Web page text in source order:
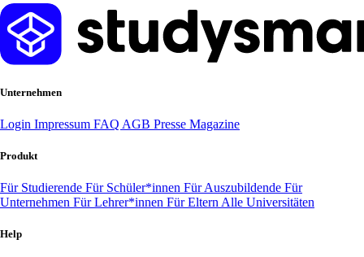
Unternehmen
Login Impressum FAQ AGB Presse Magazine
Produkt
Für Studierende Für Schüler*innen Für Auszubildende Für
Unternehmen Für Lehrer*innen Für Eltern Alle Universitäten
Help